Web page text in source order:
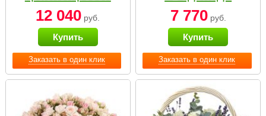
Заказать в один клик
12 040 руб.
Купить
Заказать в один клик
7 770руб.
Купить